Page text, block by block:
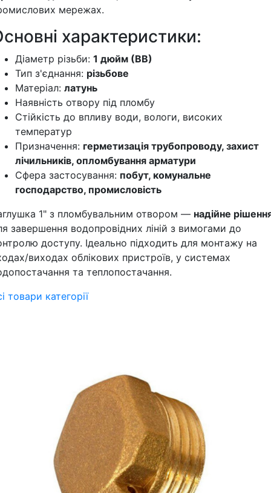
мережах.
характеристики:
Діаметр різьби: 1 дюйм (ВВ)
Тип з'єднання: різьбове
Матеріал: латунь
Наявність отвору під пломбу
Стійкість до впливу води, вологи, високих
температур
Призначення: герметизація трубопроводу, захист
лічильників, опломбування арматури
Сфера застосування: побут, комунальне
господарство, промисловість
1" з пломбувальним отвором — надійне
завершення водопровідних ліній з вимогами до
доступу. Ідеально підходить для монтажу на
виходах облікових пристроїв, у системах
та теплопостачання.
товари категорії